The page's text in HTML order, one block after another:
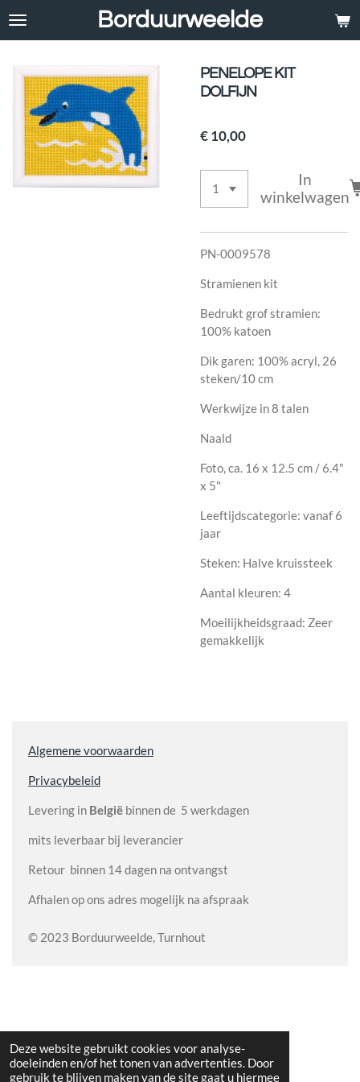
Deze website gebruikt cookies voor analyse-
doeleinden en/of het tonen van advertenties. Door
gebruik te blijven maken van de site gaat u hiermee
Ga
de
hoofdinhoud
Borduurweelde
PENELOPE KIT
DOLFIJN
€ 10,00
In
winkelwagen
PN-0009578
Stramienen kit
Bedrukt grof stramien:
100% katoen
Dik garen: 100% acryl, 26
steken/10 cm
Werkwijze in 8 talen
Naald
Foto, ca. 16 x 12.5 cm / 6.4"
x 5"
Leeftijdscategorie: vanaf 6
jaar
Steken: Halve kruissteek
Aantal kleuren: 4
Moeilijkheidsgraad: Zeer
gemakkelijk
Algemene voorwaarden
Privacybeleid
Levering in België binnen de 5 werkdagen
mits leverbaar bij leverancier
Retour binnen 14 dagen na ontvangst
Afhalen op ons adres mogelijk na afspraak
© 2023 Borduurweelde, Turnhout